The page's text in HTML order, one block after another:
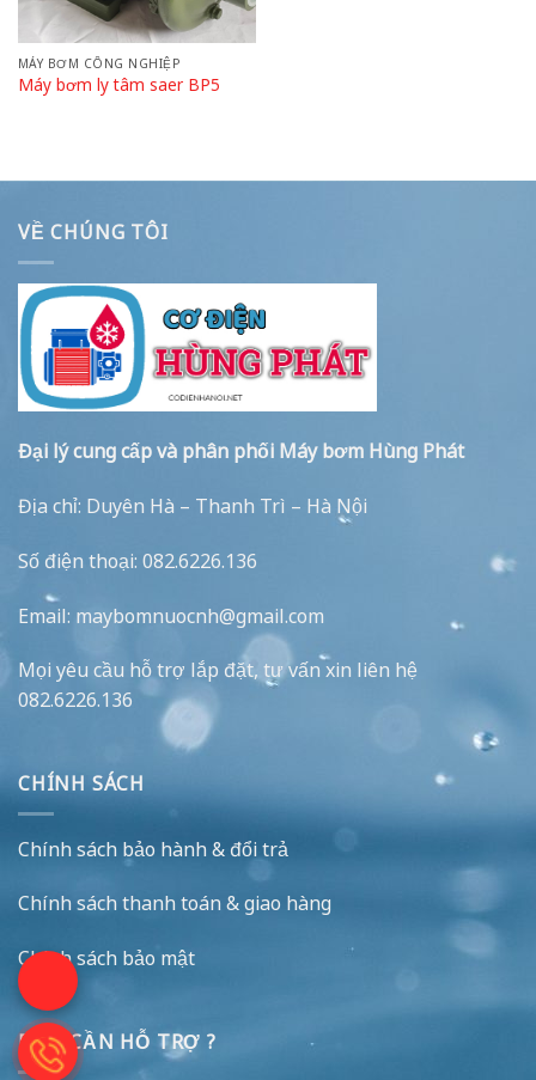
MÁY BƠM CÔNG NGHIỆP
Máy bơm ly tâm saer BP5
VỀ CHÚNG TÔI
Đại lý cung cấp và phân phối Máy bơm Hùng Phát
Địa chỉ: Duyên Hà – Thanh Trì – Hà Nội
Số điện thoại: 082.6226.136
Email: maybomnuocnh@gmail.com
Mọi yêu cầu hỗ trợ lắp đặt, tư vấn xin liên hệ
082.6226.136
CHÍNH SÁCH
Chính sách bảo hành & đổi trả
Chính sách thanh toán & giao hàng
Chính sách bảo mật
BẠN CẦN HỖ TRỢ ?